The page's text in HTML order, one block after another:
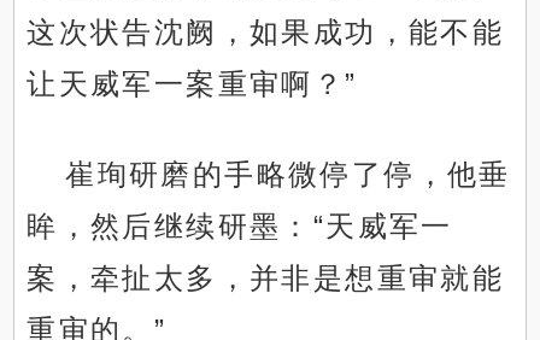
这次状告沈阙，如果成功，能不能
让天威军一案重审啊？”
崔珣研磨的手略微停了停，他垂
眸，然后继续研墨：“天威军一
案，牵扯太多，并非是想重审就能
重审的。”